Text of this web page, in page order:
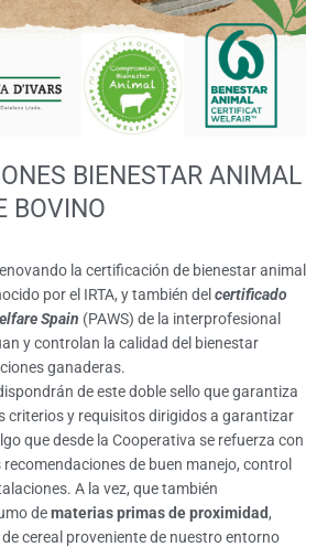
BIENESTAR ANIMAL
BOVINO
la certificación de bienestar animal
por el IRTA, y también del certificado
Spain (PAWS) de la interprofesional
y controlan la calidad del bienestar
ganaderas.
de este doble sello que garantiza
criterios y requisitos dirigidos a garantizar
que desde la Cooperativa se refuerza con
de buen manejo, control
A la vez, que también
dematerias primas de proximidad ,
cereal proveniente de nuestro entorno